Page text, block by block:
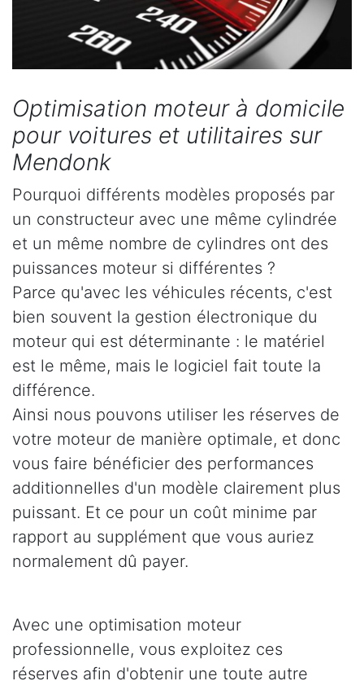
Optimisation moteur à domicile
pour voitures et utilitaires sur
Mendonk
Pourquoi différents modèles proposés par
un constructeur avec une même cylindrée
et un même nombre de cylindres ont des
puissances moteur si différentes ?
Parce qu'avec les véhicules récents, c'est
bien souvent la gestion électronique du
moteur qui est déterminante : le matériel
est le même, mais le logiciel fait toute la
différence.
Ainsi nous pouvons utiliser les réserves de
votre moteur de manière optimale, et donc
vous faire bénéficier des performances
additionnelles d'un modèle clairement plus
puissant. Et ce pour un coût minime par
rapport au supplément que vous auriez
normalement dû payer.
Avec une optimisation moteur
professionnelle, vous exploitez ces
réserves afin d'obtenir une toute autre